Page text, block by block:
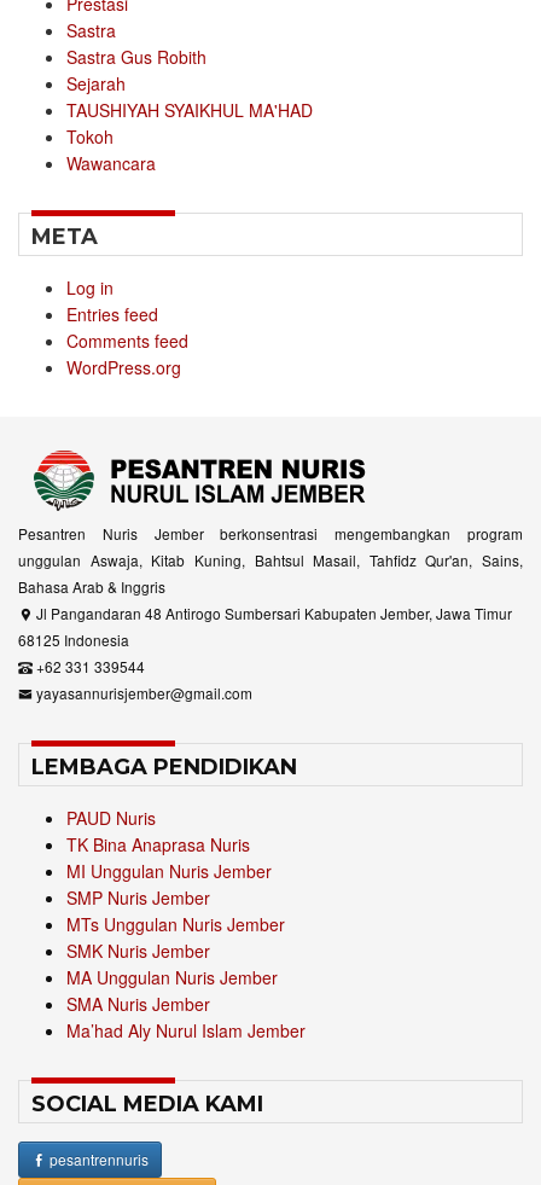
Sastra
Sastra Gus Robith
Sejarah
TAUSHIYAH SYAIKHUL MA'HAD
Tokoh
Wawancara
META
Log in
Entries feed
Comments feed
WordPress.org
Pesantren Nuris Jember berkonsentrasi mengembangkan program
unggulan Aswaja, Kitab Kuning, Bahtsul Masail, Tahfidz Qur'an, Sains,
Bahasa Arab & Inggris
Jl Pangandaran 48 Antirogo Sumbersari Kabupaten Jember, Jawa Timur
68125 Indonesia
+62 331 339544
yayasannurisjember@gmail.com
LEMBAGA PENDIDIKAN
PAUD Nuris
TK Bina Anaprasa Nuris
MI Unggulan Nuris Jember
SMP Nuris Jember
MTs Unggulan Nuris Jember
SMK Nuris Jember
MA Unggulan Nuris Jember
SMA Nuris Jember
Ma’had Aly Nurul Islam Jember
SOCIAL MEDIA KAMI
pesantrennuris